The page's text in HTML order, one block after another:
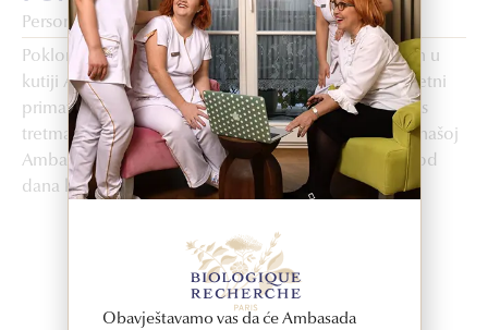
Personalizirani poklon bon
Poklonite voljenoj osobi personaliziranu poklon bon u
kutiji Ambassade Biologique Recherche Sarajevo. Sretni
primatelj će uživati u detaljnoj analizi kože, zajedno s
tretmanom prilagođenim njihovom Skin Instant© u našoj
Ambasadi u Sarajevu. Poklon bon važi godinu dana od
dana kupovine.
Obavještavamo vas da će Ambasada